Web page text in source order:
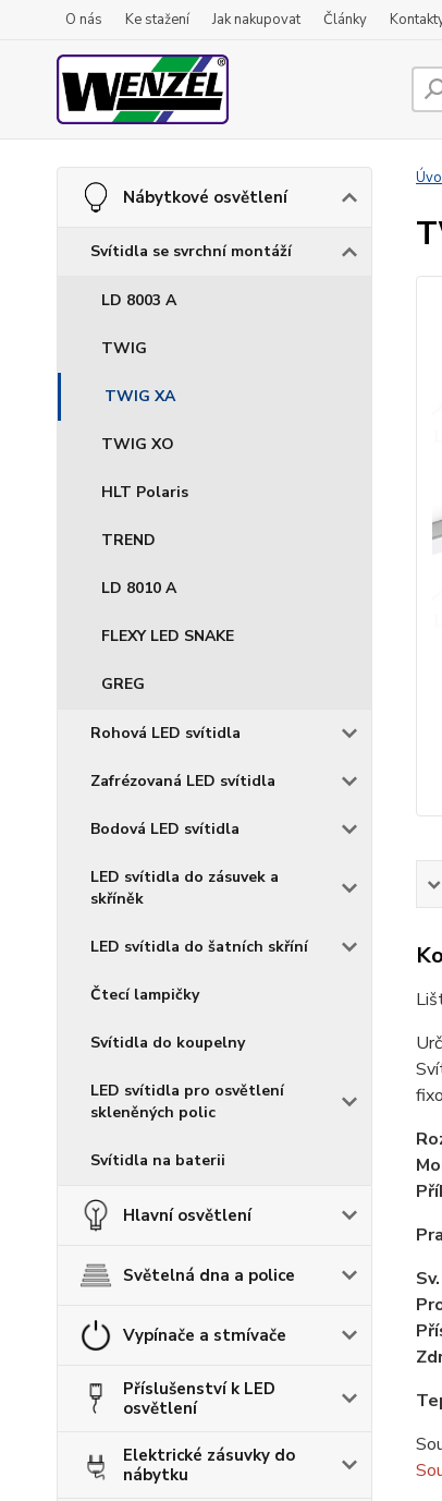
O nás Ke stažení Jak nakupovat Články
Nábytkové osvětlení
Svítidla se svrchní montáží
LD 8003 A
TWIG
TWIG XA
TWIG XO
HLT Polaris
TREND
LD 8010 A
FLEXY LED SNAKE
GREG
Rohová LED svítidla
Zafrézovaná LED svítidla
Bodová LED svítidla
LED svítidla do zásuvek a
skříněk
LED svítidla do šatních skříní
Čtecí lampičky
Svítidla do koupelny
LED svítidla pro osvětlení
skleněných polic
Svítidla na baterii
Hlavní osvětlení
Světelná dna a police
Vypínače a stmívače
Příslušenství k LED
osvětlení
Elektrické zásuvky do
nábytku